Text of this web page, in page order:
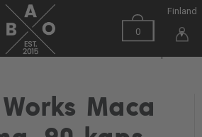
0
Finland
▼
Maca